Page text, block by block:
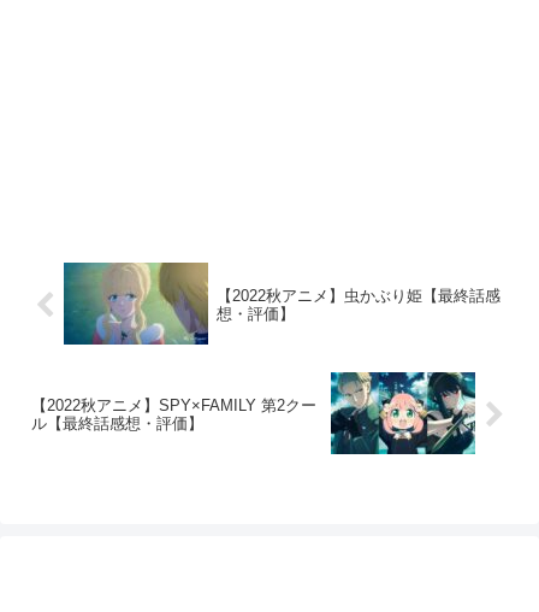
【2022秋アニメ】虫かぶり姫【最終話感
想・評価】
【2022秋アニメ】SPY×FAMILY 第2クー
ル【最終話感想・評価】